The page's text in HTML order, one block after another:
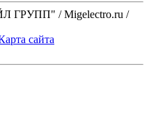
ГРУПП" / Migelectro.ru /
сайта